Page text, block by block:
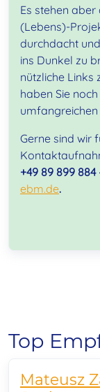
Es stehen
(Lebens)-
durchdacht
ins Dunkel zu
nützliche Links
haben Sie
umfangreichen
Gerne sind wir
+49 89 899 884
ebm.de.
Top
Mateusz